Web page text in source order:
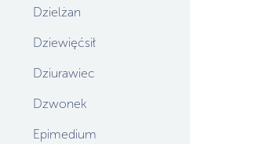
Dzielżan
Dziewięćsił
Dziurawiec
Dzwonek
Epimedium